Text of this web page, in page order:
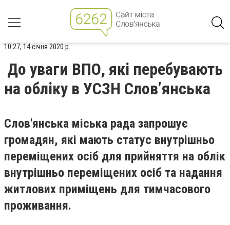
10:27, 14 січня 2020 р.
До уваги ВПО, які перебувають
на обліку в УСЗН Слов’янська
Слов'янська міська рада запрошує
громадян, які мають статус внутрішньо
переміщених осіб для прийняття на облік
внутрішньо переміщених осіб та надання
житлових приміщень для тимчасового
проживання.